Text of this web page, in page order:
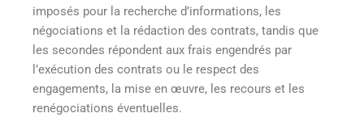
imposés pour la recherche d’informations, les
négociations et la rédaction des contrats, tandis que
les secondes répondent aux frais engendrés par
l’exécution des contrats ou le respect des
engagements, la mise en œuvre, les recours et les
renégociations éventuelles.